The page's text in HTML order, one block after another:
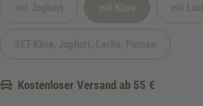
(Diese Option ist
Kostenloser Versand ab 55 €